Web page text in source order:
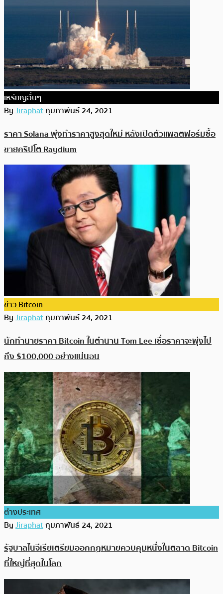
เหรียญอื่นๆ
ByJiraphatกุมภาพันธ์ 24, 2021
ราคา Solana พุ่งทำราคาสูงสุดใหม่ หลังเปิดตัวแพลตฟอร์มซื้อ
ขายคริปโต Raydium
ข่าว Bitcoin
ByJiraphatกุมภาพันธ์ 24, 2021
นักทำนายราคา Bitcoin ในตำนาน Tom Lee เชื่อราคาจะพุ่งไป
ถึง $100,000 อย่างแน่นอน
ต่างประเทศ
ByJiraphatกุมภาพันธ์ 24, 2021
รัฐบาลไนจีเรียเตรียมออกกฎหมายควบคุมหนึ่งในตลาด Bitcoin
ที่ใหญ่ที่สุดในโลก